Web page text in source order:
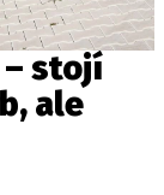
– stojí
ale